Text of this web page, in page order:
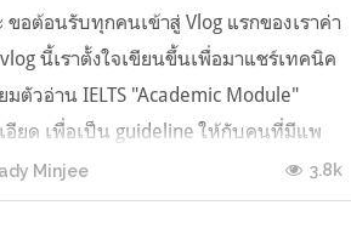
ขอต้อนรับทุกคนเข้าสู่ Vlog แรกของเราค่า
นี้เราตั้งใจเขียนขึ้นเพื่อมาแชร์เทคนิค
มตัวอ่าน IELTS "Academic Module"
อียด เพื่อเป็น guideline ให้กับคนที่มีแพ
บแต่ไม่รู้ต้องเริ่มตรงไหน หรืออยากจะได้
เติมมาเสริมความมั่นใจจากที่ตัวเองเรียน
Minjee 3.8k